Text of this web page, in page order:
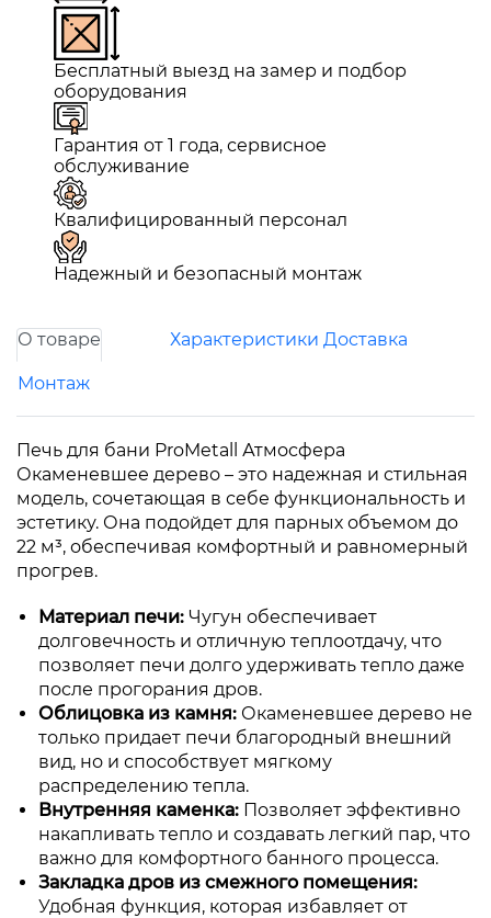
Бесплатный выезд на замер и подбор
оборудования
Гарантия от 1 года, сервисное
обслуживание
Квалифицированный персонал
Надежный и безопасный монтаж
О товаре Характеристики Доставка
Монтаж
Печь для бани ProMetall Атмосфера
Окаменевшее дерево – это надежная и стильная
модель, сочетающая в себе функциональность и
эстетику. Она подойдет для парных объемом до
22 м³, обеспечивая комфортный и равномерный
прогрев.
Материал печи: Чугун обеспечивает
долговечность и отличную теплоотдачу, что
позволяет печи долго удерживать тепло даже
после прогорания дров.
Облицовка из камня: Окаменевшее дерево не
только придает печи благородный внешний
вид, но и способствует мягкому
распределению тепла.
Внутренняя каменка: Позволяет эффективно
накапливать тепло и создавать легкий пар, что
важно для комфортного банного процесса.
Закладка дров из смежного помещения:
Удобная функция, которая избавляет от